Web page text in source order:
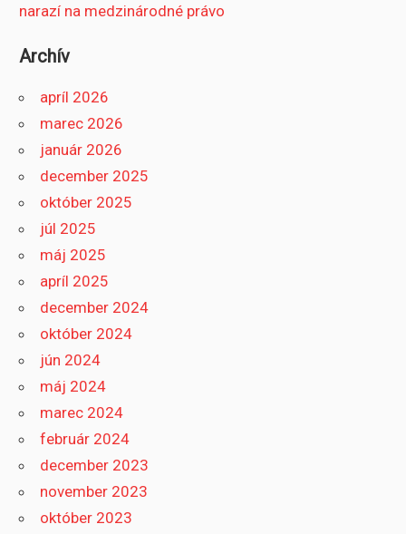
narazí na medzinárodné právo
Archív
apríl 2026
marec 2026
január 2026
december 2025
október 2025
júl 2025
máj 2025
apríl 2025
december 2024
október 2024
jún 2024
máj 2024
marec 2024
február 2024
december 2023
november 2023
október 2023